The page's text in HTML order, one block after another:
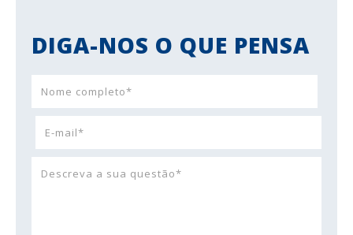
DIGA-NOS O QUE PENSA